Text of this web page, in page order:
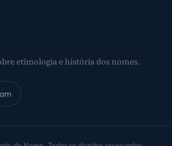
etimologia e história dos nomes.